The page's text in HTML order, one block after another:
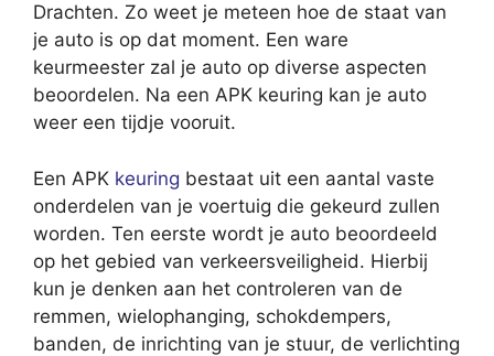
Drachten. Zo weet je meteen hoe de staat van
je auto is op dat moment. Een ware
keurmeester zal je auto op diverse aspecten
beoordelen. Na een APK keuring kan je auto
weer een tijdje vooruit.
Een APK keuring bestaat uit een aantal vaste
onderdelen van je voertuig die gekeurd zullen
worden. Ten eerste wordt je auto beoordeeld
op het gebied van verkeersveiligheid. Hierbij
kun je denken aan het controleren van de
remmen, wielophanging, schokdempers,
banden, de inrichting van je stuur, de verlichting